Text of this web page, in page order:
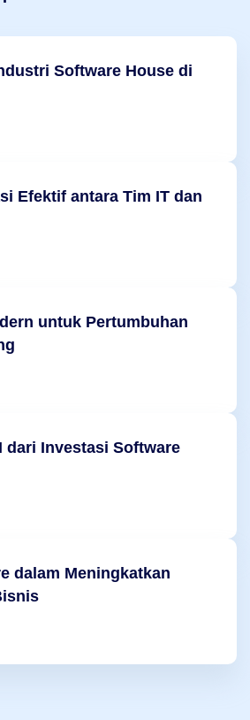
Software House di
Efektif antara Tim IT dan
untuk Pertumbuhan
dari Investasi Software
dalam Meningkatkan